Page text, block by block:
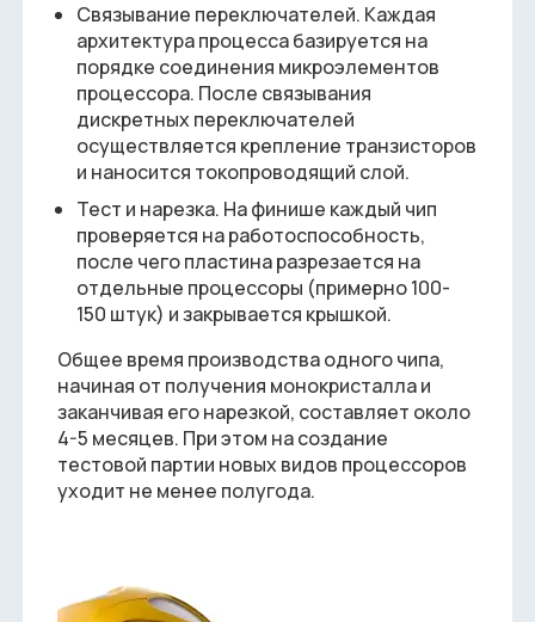
Связывание переключателей. Каждая
архитектура процесса базируется на
порядке соединения микроэлементов
процессора. После связывания
дискретных переключателей
осуществляется крепление транзисторов
и наносится токопроводящий слой.
Тест и нарезка. На финише каждый чип
проверяется на работоспособность,
после чего пластина разрезается на
отдельные процессоры (примерно 100-
150 штук) и закрывается крышкой.
Общее время производства одного чипа,
начиная от получения монокристалла и
заканчивая его нарезкой, составляет около
4-5 месяцев. При этом на создание
тестовой партии новых видов процессоров
уходит не менее полугода.